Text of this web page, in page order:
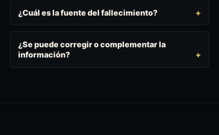
¿Cuál es la fuente del fallecimiento?
¿Se puede corregir o complementar la
información?